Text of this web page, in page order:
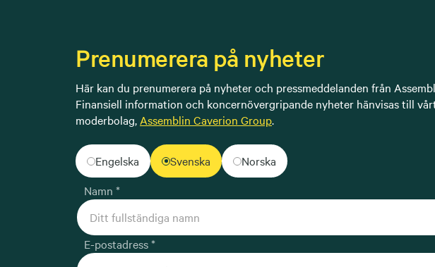
Prenumerera på nyheter
Här kan du prenumerera på nyheter och pressmeddelanden från
Finansiell information och koncernövergripande nyheter hänvisas till
moderbolag, Assemblin Caverion Group.
Engelska Svenska
Norska
Namn *
E-postadress *